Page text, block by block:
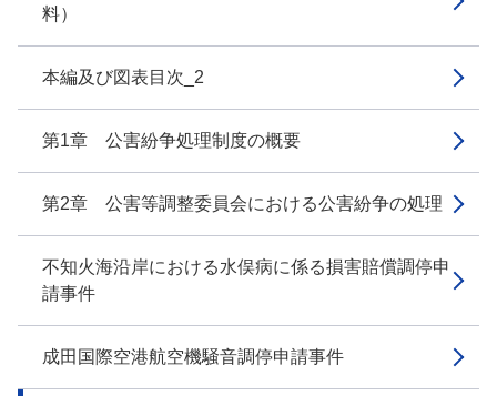
料）
本編及び図表目次_2
第1章 公害紛争処理制度の概要
第2章 公害等調整委員会における公害紛争の処理
不知火海沿岸における水俣病に係る損害賠償調停申
請事件
成田国際空港航空機騒音調停申請事件